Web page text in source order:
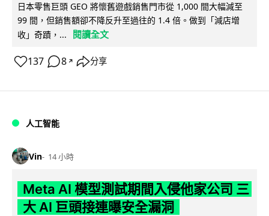
日本零售巨頭 GEO 將懷舊遊戲銷售門市從 1,000 間大幅減至
99 間，但銷售額卻不降反升至過往的 1.4 倍。做到「減店增
收」奇蹟，...
閱讀全文
137 8 ↗ 分享
人工智能
Vin 14 小時
Meta AI 模型測試期間入侵他家公司 三
大 AI 巨頭接連曝安全漏洞